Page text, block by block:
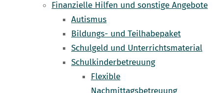
Finanzielle Hilfen und sonstige Angebote
Autismus
Bildungs- und Teilhabepaket
Schulgeld und Unterrichtsmaterial
Schulkinderbetreuung
Flexible
Nachmittagsbetreuung